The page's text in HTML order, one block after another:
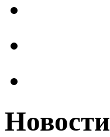
Новости